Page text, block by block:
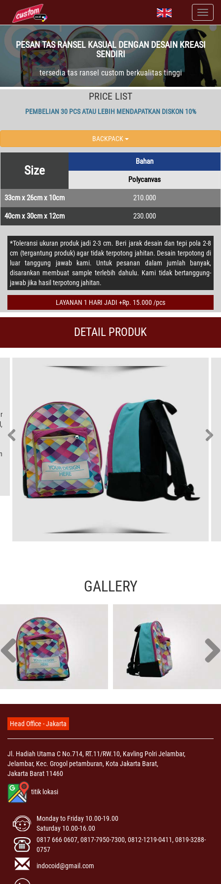
PESAN TAS RANSEL KASUAL DENGAN DESAIN KREASI
SENDIRI
tersedia tas ransel custom berkualitas tinggi
PRICE LIST
PEMBELIAN 30 PCS ATAU LEBIH MENDAPATKAN DISKON 10%
BACKPACK
Size
Bahan
Polycanvas
33cm x 26cm x 10cm 210.000
40cm x 30cm x 12cm 230.000
*Toleransi ukuran produk jadi 2-3 cm. Beri jarak desain dan tepi pola 2-8
cm (tergantung produk) agar tidak terpotong jahitan. Desain terpotong di
luar tanggung jawab kami. Untuk pesanan dalam jumlah banyak,
disarankan membuat sample terlebih dahulu. Kami tidak bertanggung-
jawab jika hasil terpotong jahitan.
LAYANAN 1 HARI JADI +Rp. 15.000 /pcs
DETAIL PRODUK
GALLERY
Head Office - Jakarta
Jl. Hadiah Utama C No.714, RT.11/RW.10, Kavling Polri Jelambar,
Jelambar, Kec. Grogol petamburan, Kota Jakarta Barat,
Jakarta Barat 11460
titik lokasi
Monday to Friday 10.00-19.00
Saturday 10.00-16.00
0817 666 0607, 0817-7950-7300, 0812-1219-0411, 0819-3288-
0757
indocoid@gmail.com